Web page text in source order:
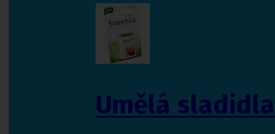
Umělá sladidla